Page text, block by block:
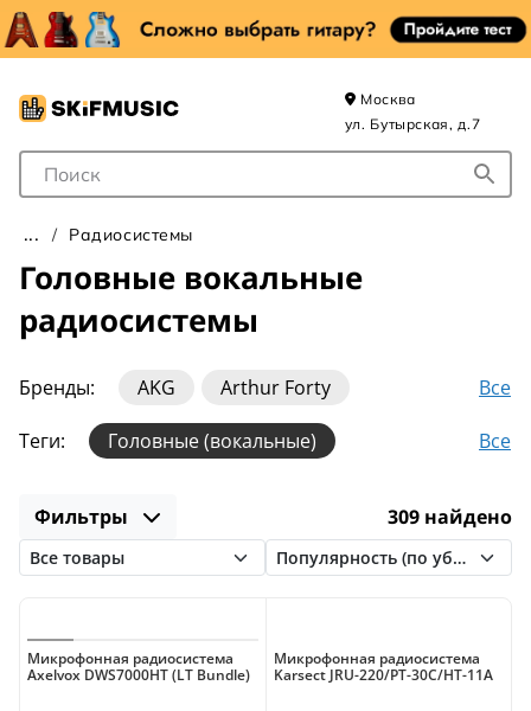
Поле для Поиска
Москва
ул. Бутырская, д.7
Радиосистемы
Головные вокальные
радиосистемы
Бренды: Все
AKG
Arthur Forty
Audio-technica
Audix
FBW
LAudio
Relacart
Samson
Sennheiser
Shure VocoPro
XVIVE
Теги: Все
Головные (вокальные)
Shure (2 микрофона)
Вокальные
Вокальные (2 микрофона)
Вокальные (LAudio)
Вокальные (Sennheiser)
Фильтры 309 найдено
Микрофонная радиосистема
Axelvox DWS7000HT (LT Bundle)
Микрофонная радиосистема
Karsect JRU-220/PT-30C/HT-11A